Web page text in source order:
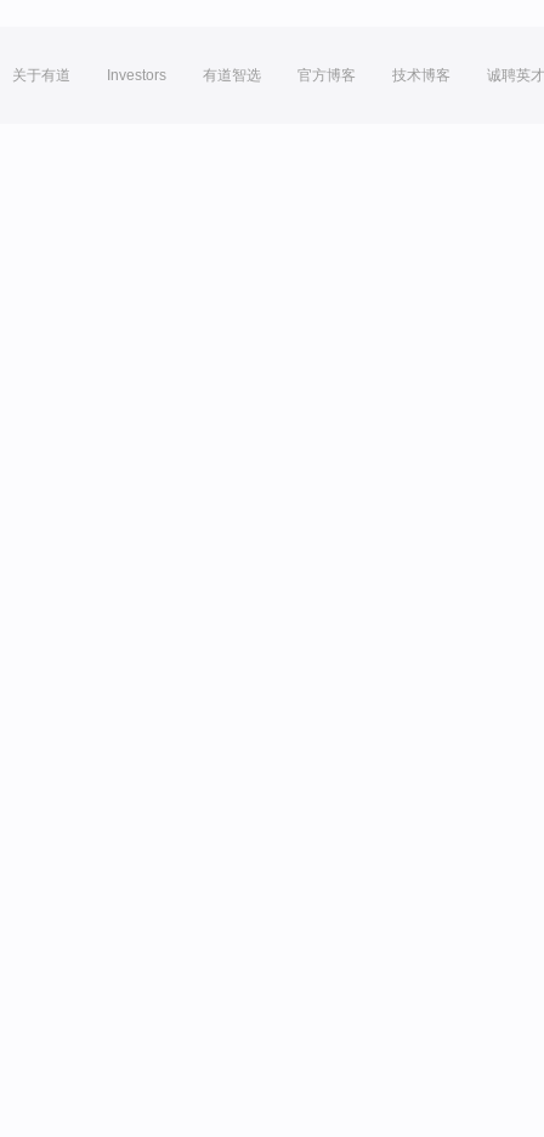
关于有道 Investors 有道智选 官方博客 技术博客 诚聘英才